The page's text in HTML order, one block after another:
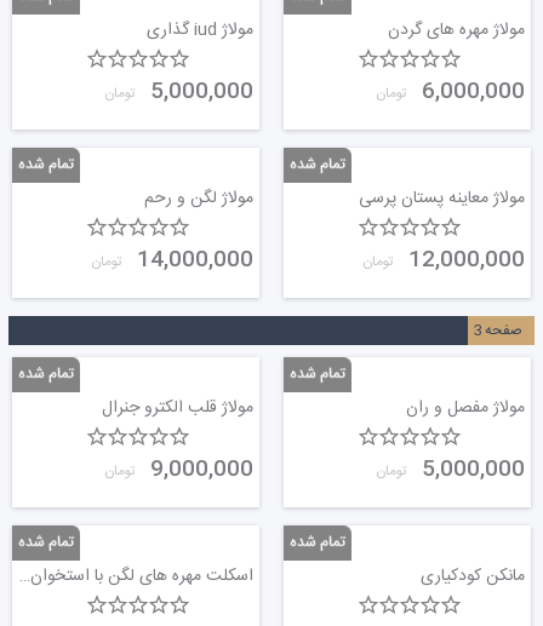
مولاژ مهره های گردن
6,000,000 تومان
مولاژ iud گذاری
5,000,000 تومان
مولاژ معاینه پستان پرسی
12,000,000 تومان
مولاژ لگن و رحم
14,000,000 تومان
صفحه3
مولاژ مفصل و ران
5,000,000 تومان
مولاژ قلب الکترو جنرال
9,000,000 تومان
مانکن کودکیاری اسکلت مهره های لگن با استخوان خارجی